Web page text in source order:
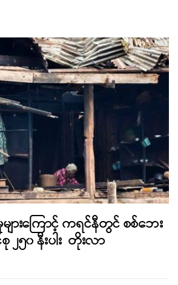
ျားကြောင့် ကရင်နီတွင် စစ်ဘေး
၂၅၀ နီးပါး တိုးလာ